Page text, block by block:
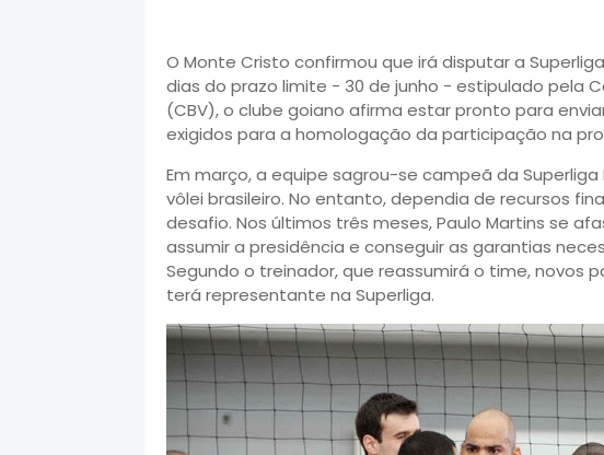
O Monte Cristo confirmou que irá disputar a
dias do prazo limite - 30 de junho - estipulado pela
(CBV), o clube goiano afirma estar pronto para
exigidos para a homologação da participação na
Em março, a equipe sagrou-se campeã da
vôlei brasileiro. No entanto, dependia de recursos
desafio. Nos últimos três meses, Paulo Martins se
assumir a presidência e conseguir as garantias
Segundo o treinador, que reassumirá o time, novos
terá representante na Superliga.